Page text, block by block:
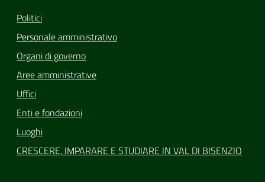
Politici
Personale amministrativo
Organi di governo
Aree amministrative
Uffici
Enti e fondazioni
Luoghi
CRESCERE, IMPARARE E STUDIARE IN VAL DI BISENZIO